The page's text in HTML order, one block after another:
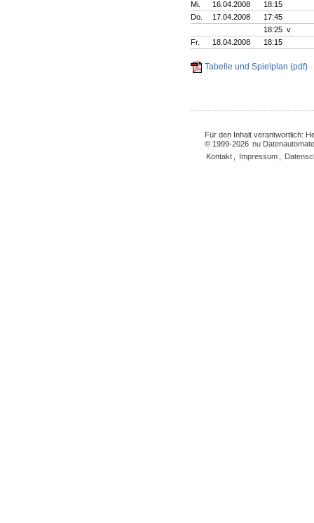
Mi.
16.04.2008
18:15
Do.
17.04.2008
17:45
18:25 v
Fr.
18.04.2008 18:15
Tabelle und Spielplan (pdf)
Für den Inhalt verantwortlich:
© 1999-2026 nu
Kontakt
Impressum